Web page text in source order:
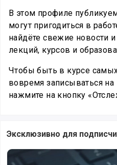
В этом профиле
могут пригодиться в
найдёте свежие новости
лекций, курсов и
Чтобы быть в курсе
вовремя записываться
нажмите на кнопку
Эксклюзивно для